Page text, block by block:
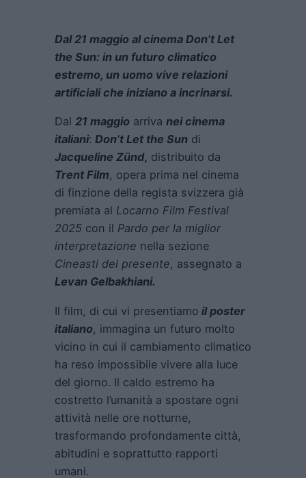
Dal 21 maggio al cinema Don’t Let
the Sun: in un futuro climatico
estremo, un uomo vive relazioni
artificiali che iniziano a incrinarsi.
Dal 21 maggio arriva nei cinema
italiani: Don’t Let the Sun di
Jacqueline Zünd, distribuito da
Trent Film, opera prima nel cinema
di finzione della regista svizzera già
premiata al Locarno Film Festival
2025 con il Pardo per la miglior
interpretazione nella sezione
Cineasti del presente, assegnato a
Levan Gelbakhiani.
Il film, di cui vi presentiamo il poster
italiano, immagina un futuro molto
vicino in cui il cambiamento climatico
ha reso impossibile vivere alla luce
del giorno. Il caldo estremo ha
costretto l’umanità a spostare ogni
attività nelle ore notturne,
trasformando profondamente città,
abitudini e soprattutto rapporti
umani.